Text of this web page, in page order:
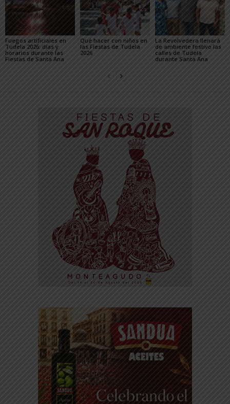
Fuegos artificiales en
Tudela 2026: días y
horarios durante las
Fiestas de Santa Ana
Qué hacer con niños en
las Fiestas de Tudela
2026
La Revolvedera llenará
de ambiente festivo las
calles de Tudela
durante Santa Ana